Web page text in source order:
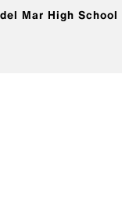
Mar High School